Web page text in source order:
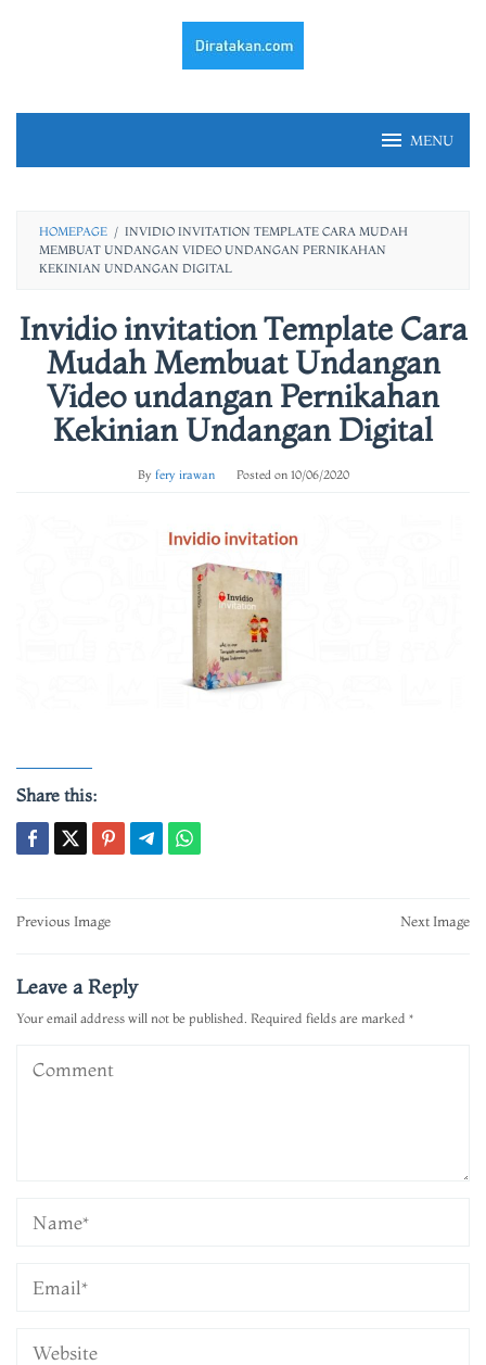
MENU
HOMEPAGE / INVIDIO INVITATION TEMPLATE CARA MUDAH
MEMBUAT UNDANGAN VIDEO UNDANGAN PERNIKAHAN
KEKINIAN UNDANGAN DIGITAL
Invidio invitation Template Cara
Mudah Membuat Undangan
Video undangan Pernikahan
Kekinian Undangan Digital
By fery irawan Posted on 10/06/2020
Share this:
Post
Previous Image Next Image
Leave a Reply
Your email address will not be published. Required fields are marked *